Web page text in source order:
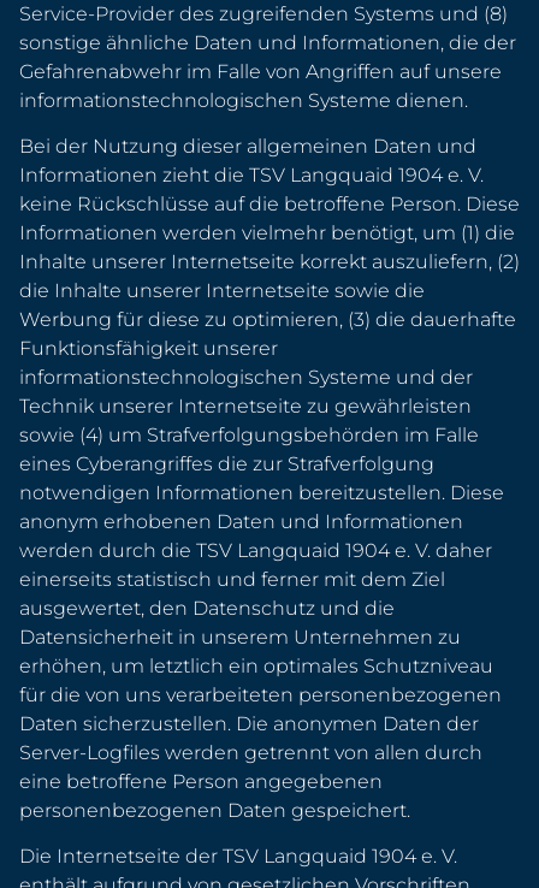
Service-Provider des zugreifenden Systems und (8)
sonstige ähnliche Daten und Informationen, die der
Gefahrenabwehr im Falle von Angriffen auf unsere
informationstechnologischen Systeme dienen.
Bei der Nutzung dieser allgemeinen Daten und
Informationen zieht die TSV Langquaid 1904 e. V.
keine Rückschlüsse auf die betroffene Person. Diese
Informationen werden vielmehr benötigt, um (1) die
Inhalte unserer Internetseite korrekt auszuliefern, (2)
die Inhalte unserer Internetseite sowie die
Werbung für diese zu optimieren, (3) die dauerhafte
Funktionsfähigkeit unserer
informationstechnologischen Systeme und der
Technik unserer Internetseite zu gewährleisten
sowie (4) um Strafverfolgungsbehörden im Falle
eines Cyberangriffes die zur Strafverfolgung
notwendigen Informationen bereitzustellen. Diese
anonym erhobenen Daten und Informationen
werden durch die TSV Langquaid 1904 e. V. daher
einerseits statistisch und ferner mit dem Ziel
ausgewertet, den Datenschutz und die
Datensicherheit in unserem Unternehmen zu
erhöhen, um letztlich ein optimales Schutzniveau
für die von uns verarbeiteten personenbezogenen
Daten sicherzustellen. Die anonymen Daten der
Server-Logfiles werden getrennt von allen durch
eine betroffene Person angegebenen
personenbezogenen Daten gespeichert.
Die Internetseite der TSV Langquaid 1904 e. V.